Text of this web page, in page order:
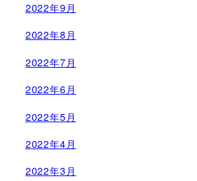
2022年9月
2022年8月
2022年7月
2022年6月
2022年5月
2022年4月
2022年3月